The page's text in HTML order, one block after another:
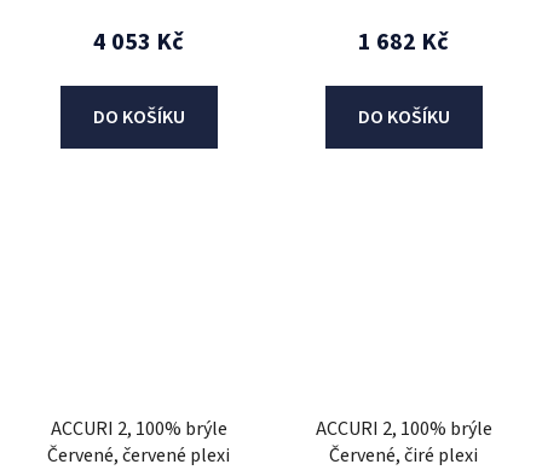
4 053 Kč
DO KOŠÍKU
1 682 Kč
DO KOŠÍKU
ACCURI 2, 100% brýle
Červené, červené plexi
ACCURI 2, 100% brýle
Červené, čiré plexi